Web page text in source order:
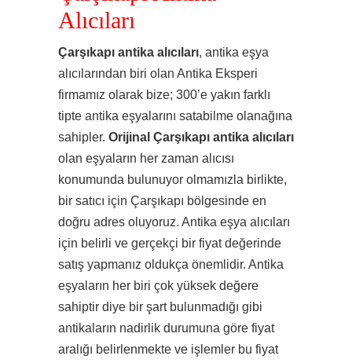
Alıcıları
Çarşıkapı antika alıcıları, antika eşya
alıcılarından biri olan Antika Eksperi
firmamız olarak bize; 300’e yakın farklı
tipte antika eşyalarını satabilme olanağına
sahipler. Orijinal Çarşıkapı antika alıcıları
olan eşyaların her zaman alıcısı
konumunda bulunuyor olmamızla birlikte,
bir satıcı için Çarşıkapı bölgesinde en
doğru adres oluyoruz. Antika eşya alıcıları
için belirli ve gerçekçi bir fiyat değerinde
satış yapmanız oldukça önemlidir. Antika
eşyaların her biri çok yüksek değere
sahiptir diye bir şart bulunmadığı gibi
antikaların nadirlik durumuna göre fiyat
aralığı belirlenmekte ve işlemler bu fiyat